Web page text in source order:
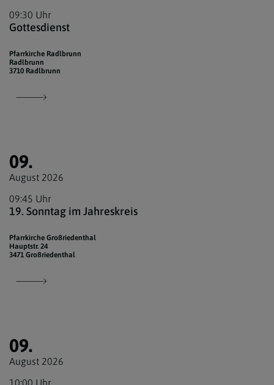
09:30 Uhr
Gottesdienst
Pfarrkirche Radlbrunn
Radlbrunn
3710 Radlbrunn
09.
August 2026
09:45 Uhr
19. Sonntag im Jahreskreis
Pfarrkirche Großriedenthal
Hauptstr. 24
3471 Großriedenthal
09.
August 2026